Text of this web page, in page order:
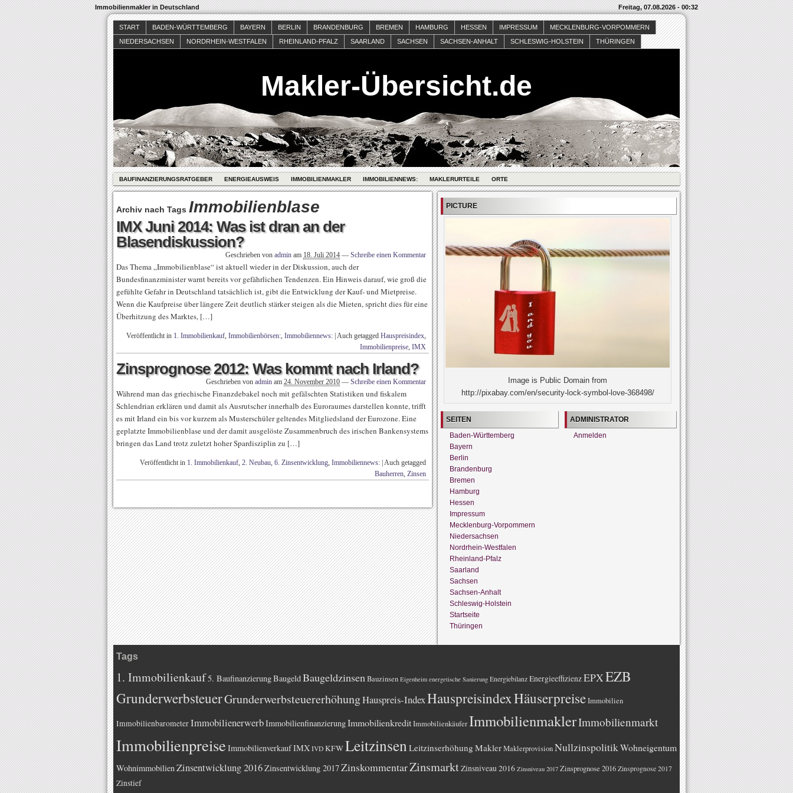
Immobilienmakler in Deutschland Freitag, 07.08.2026 - 00:32
START BADEN-WÜRTTEMBERG BAYERN BERLIN BRANDENBURG BREMEN HAMBURG HESSEN IMPRESSUM
MECKLENBURG-VORPOMMERN
NIEDERSACHSEN
NORDRHEIN-WESTFALEN RHEINLAND-PFALZ SAARLAND SACHSEN SACHSEN-ANHALT SCHLESWIG-HOLSTEIN THÜRINGEN
Makler-Übersicht.de
BAUFINANZIERUNGSRATGEBER ENERGIEAUSWEIS IMMOBILIENMAKLER IMMOBILIENNEWS: MAKLERURTEILE ORTE
Archiv nach Tags Immobilienblase
IMX Juni 2014: Was ist dran an der
Blasendiskussion?
Geschrieben von admin am 18. Juli 2014 — Schreibe einen Kommentar
Das Thema „Immobilienblase“ ist aktuell wieder in der Diskussion, auch der
Bundesfinanzminister warnt bereits vor gefährlichen Tendenzen. Ein Hinweis darauf, wie groß die
gefühlte Gefahr in Deutschland tatsächlich ist, gibt die Entwicklung der Kauf- und Mietpreise.
Wenn die Kaufpreise über längere Zeit deutlich stärker steigen als die Mieten, spricht dies für eine
Überhitzung des Marktes, […]
Veröffentlicht in 1. Immobilienkauf, Immobilienbörsen:, Immobiliennews: Auch getagged Hauspreisindex,
Immobilienpreise, IMX
Zinsprognose 2012: Was kommt nach Irland?
Geschrieben von admin am 24. November 2010 — Schreibe einen Kommentar
Während man das griechische Finanzdebakel noch mit gefälschten Statistiken und fiskalem
Schlendrian erklären und damit als Ausrutscher innerhalb des Euroraumes darstellen konnte, trifft
es mit Irland ein bis vor kurzem als Musterschüler geltendes Mitgliedsland der Eurozone. Eine
geplatzte Immobilienblase und der damit ausgelöste Zusammenbruch des irischen Bankensystems
bringen das Land trotz zuletzt hoher Spardisziplin zu […]
Veröffentlicht in 1. Immobilienkauf, 2. Neubau, 6. Zinsentwicklung, Immobiliennews: Auch getagged
Bauherren, Zinsen
PICTURE
Image is Public Domain from
http://pixabay.com/en/security-lock-symbol-love-368498/
SEITEN
Baden-Württemberg
Bayern
Berlin
Brandenburg
Bremen
Hamburg
Hessen
Impressum
Mecklenburg-Vorpommern
Niedersachsen
Nordrhein-Westfalen
Rheinland-Pfalz
Saarland
Sachsen
Sachsen-Anhalt
Schleswig-Holstein
Startseite
Thüringen
ADMINISTRATOR
Anmelden
Tags
1. Immobilienkauf5. BaufinanzierungBaugeldBaugeldzinsen Bauzinsen Eigenheim energetische Sanierung Energiebilanz EnergieeffizienzEPXEZB
GrunderwerbsteuerGrunderwerbsteuererhöhungHauspreis-IndexHauspreisindexHäuserpreiseImmobilien
ImmobilienbarometerImmobilienerwerbImmobilienfinanzierungImmobilienkreditImmobilienkäuferImmobilienmaklerImmobilienmarkt
Immobilienpreise ImmobilienverkaufIMX IVD KFWLeitzinsen Leitzinserhöhung MaklerMaklerprovisionNullzinspolitikWohneigentum
Wohnimmobilien Zinsentwicklung 2016Zinsentwicklung 2017ZinskommentarZinsmarktZinsniveau 2016 Zinsniveau 2017 Zinsprognose 2016 Zinsprognose 2017
Zinstief